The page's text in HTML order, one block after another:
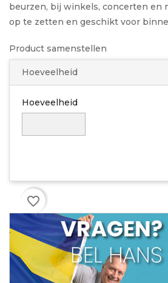
beurzen, bij winkels, concerten en
op te zetten en geschikt voor
Product samenstellen
Hoeveelheid
Hoeveelheid
favorite_border